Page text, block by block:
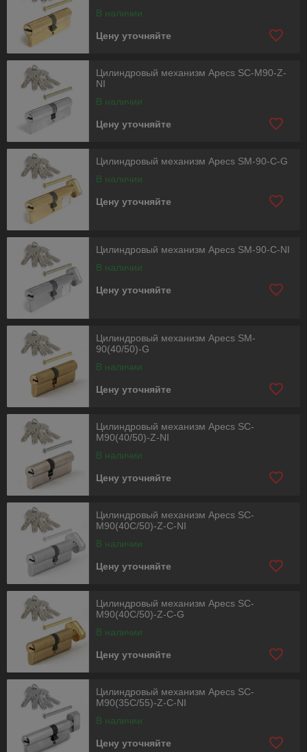
В наличии
Цену уточняйте
Цилиндровый механизм Apecs SC-M90-Z-
NI
В наличии
Цену уточняйте
Цилиндровый механизм Apecs SM-90-C-G
В наличии
Цену уточняйте
Цилиндровый механизм Apecs SM-90-C-NI
В наличии
Цену уточняйте
Цилиндровый механизм Apecs SM-
90(40/50)-G
В наличии
Цену уточняйте
Цилиндровый механизм Apecs SC-
M90(40/50)-Z-NI
В наличии
Цену уточняйте
Цилиндровый механизм Apecs SC-
M90(40C/50)-Z-C-NI
В наличии
Цену уточняйте
Цилиндровый механизм Apecs SC-
M90(40C/50)-Z-C-G
В наличии
Цену уточняйте
Цилиндровый механизм Apecs SC-
M90(35C/55)-Z-C-NI
В наличии
Цену уточняйте